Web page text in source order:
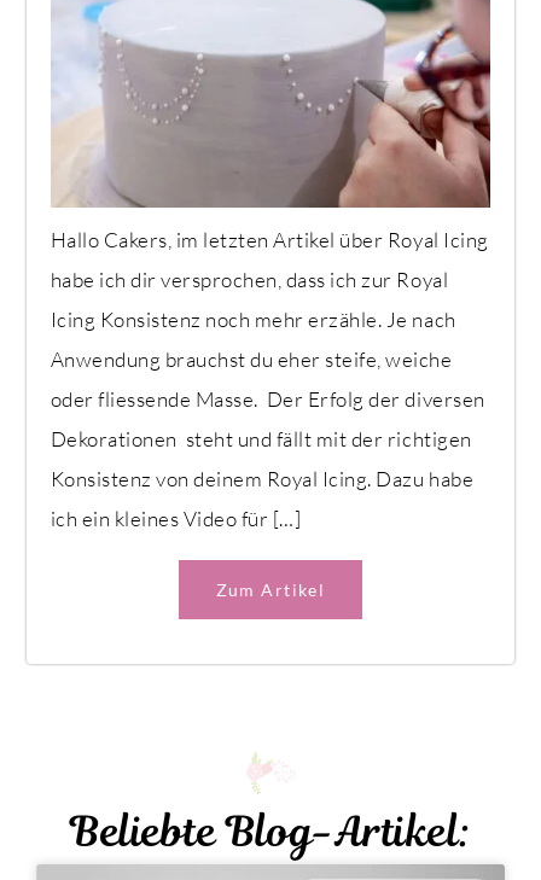
Hallo Cakers, im letzten Artikel über Royal Icing
habe ich dir versprochen, dass ich zur Royal
Icing Konsistenz noch mehr erzähle. Je nach
Anwendung brauchst du eher steife, weiche
oder fliessende Masse. Der Erfolg der diversen
Dekorationen steht und fällt mit der richtigen
Konsistenz von deinem Royal Icing. Dazu habe
ich ein kleines Video für […]
Zum Artikel
Beliebte Blog-Artikel: